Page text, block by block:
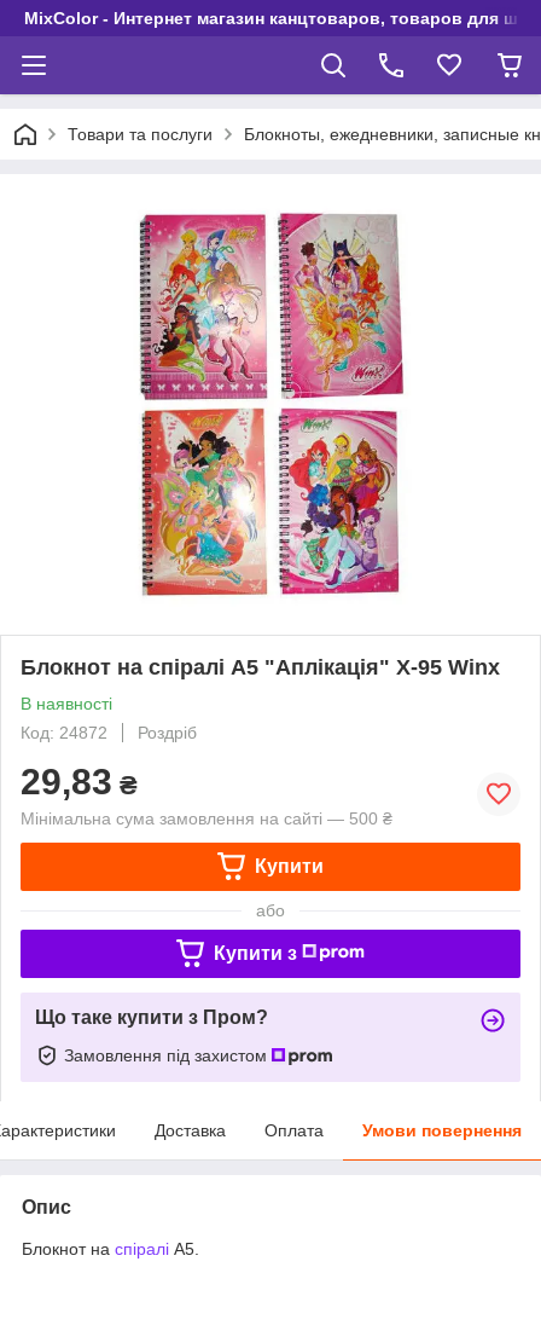
MixColor - Интернет магазин канцтоваров, товаров для
Товари та послуги Блокноты, ежедневники, записные
Блокнот на спіралі A5 "Аплікація" X-95 Winx
В наявності
Код: 24872
Роздріб
29,83 ₴
Мінімальна сума замовлення на сайті — 500 ₴
Купити
або
Купити з
Що таке купити з Пром?
Замовлення під захистом
Доставка Оплата Умови повернення
Опис
Блокнот на спіралі A5.